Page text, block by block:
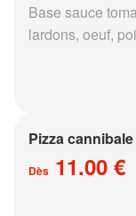
Base sauce
lardons, oeuf,
Pizza
Dès 11.00 €